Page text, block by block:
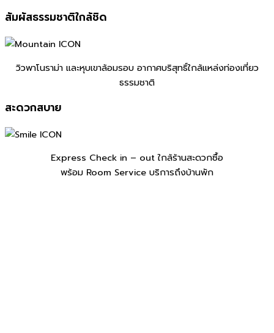
สัมผัสธรรมชาติใกล้ชิด
วิวพาโนราม่า และหุบเขาล้อมรอบ อากาศบริสุทธิ์ใกล้แหล่งท่องเที่ยว
ธรรมชาติ
สะดวกสบาย
Express Check in – out ใกล้ร้านสะดวกซื้อ
พร้อม Room Service บริการถึงบ้านพัก